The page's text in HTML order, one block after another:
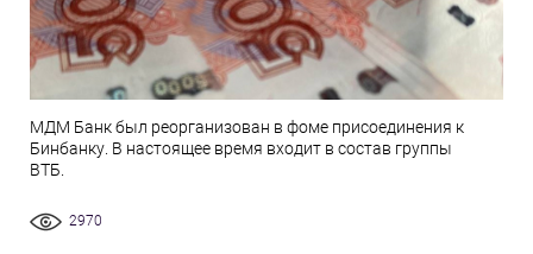
МДМ Банк был реорганизован в фоме присоединения к
Бинбанку. В настоящее время входит в состав группы
ВТБ.
2970